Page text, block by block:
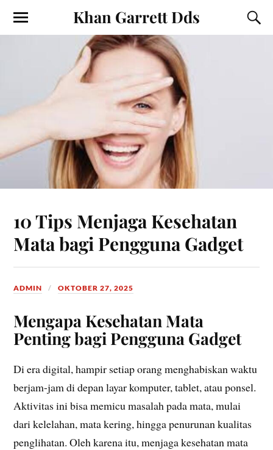
Khan Garrett Dds
10 Tips Menjaga Kesehatan
Mata bagi Pengguna Gadget
ADMIN OKTOBER 27, 2025
Mengapa Kesehatan Mata
Penting bagi Pengguna Gadget
Di era digital, hampir setiap orang menghabiskan waktu
berjam-jam di depan layar komputer, tablet, atau ponsel.
Aktivitas ini bisa memicu masalah pada mata, mulai
dari kelelahan, mata kering, hingga penurunan kualitas
penglihatan. Oleh karena itu, menjaga kesehatan mata